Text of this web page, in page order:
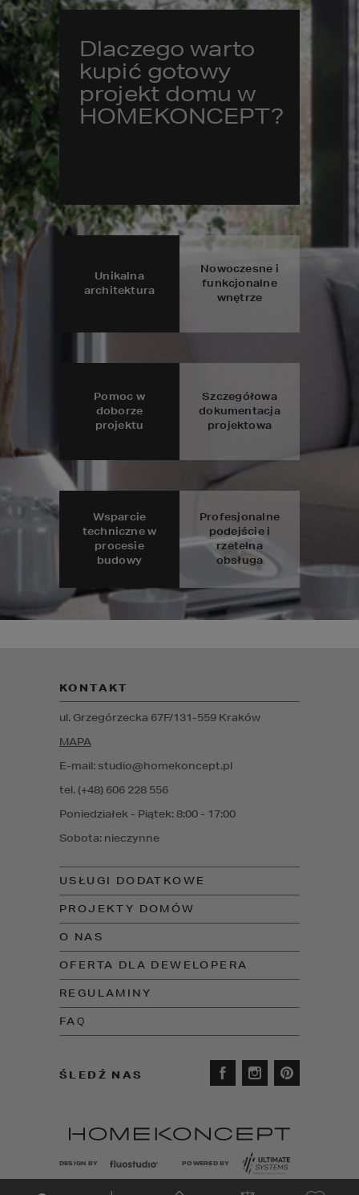
Dlaczego warto
kupić gotowy
projekt domu w
HOMEKONCEPT?
Unikalna
architektura
Nowoczesne i
funkcjonalne
wnętrze
Pomoc w
doborze
projektu
Szczegółowa
dokumentacja
projektowa
Wsparcie
techniczne w
procesie
budowy
Profesjonalne
podejście i
rzetelna
obsługa
USŁUGI DODATKOWE
PROJEKTY DOMÓW
O NAS
OFERTA DLA DEWELOPERA
REGULAMINY
FAQ
Poniedziałek - Piątek: 8:00 - 17:00
Sobota: nieczynne
KONTAKT
E-mail: studio@homekoncept.pl
tel. (+48) 606 228 556
ul. Grzegórzecka 67F/131-559 Kraków
MAPA
ŚLEDŹ NAS
DESIGN BY POWERED BY